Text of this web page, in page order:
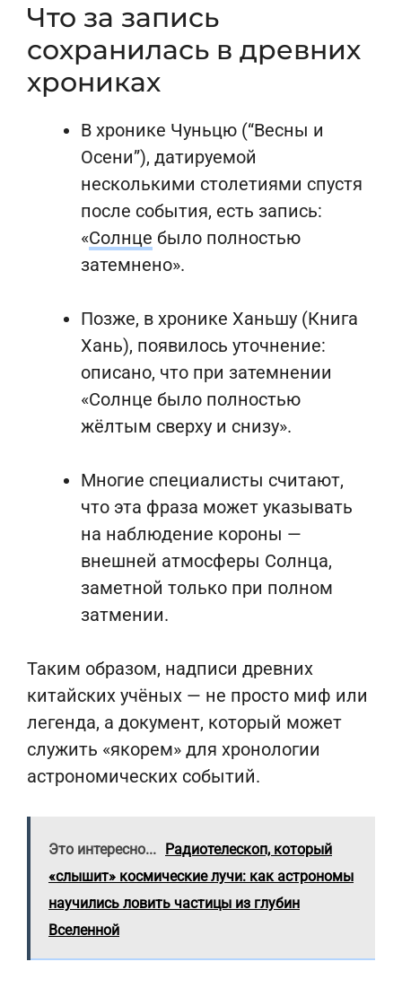
Что за запись
сохранилась в древних
хрониках
В хронике Чуньцю (“Весны и
Осени”), датируемой
несколькими столетиями спустя
после события, есть запись:
«Солнце было полностью
затемнено».
Позже, в хронике Ханьшу (Книга
Хань), появилось уточнение:
описано, что при затемнении
«Солнце было полностью
жёлтым сверху и снизу».
Многие специалисты считают,
что эта фраза может указывать
на наблюдение короны —
внешней атмосферы Солнца,
заметной только при полном
затмении.
Таким образом, надписи древних
китайских учёных — не просто миф или
легенда, а документ, который может
служить «якорем» для хронологии
астрономических событий.
Это интересно... Радиотелескоп, который
«слышит» космические лучи: как астрономы
научились ловить частицы из глубин
Вселенной